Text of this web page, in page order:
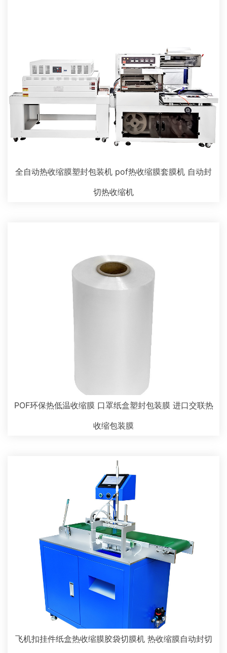
全自动热收缩膜塑封包装机 pof热收缩膜套膜机 自动封
切热收缩机
POF环保热低温收缩膜 口罩纸盒塑封包装膜 进口交联热
收缩包装膜
飞机扣挂件纸盒热收缩膜胶袋切膜机 热收缩膜自动封切